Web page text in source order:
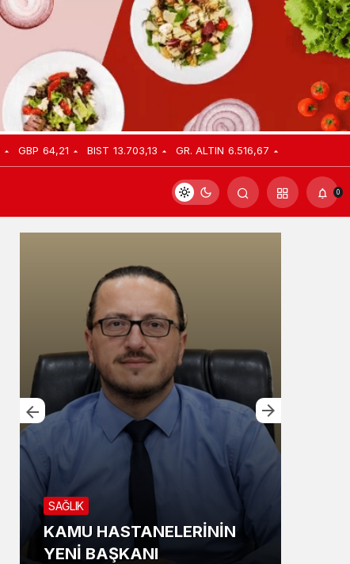
GBP 64,21 BIST 13.703,13 GR. ALTIN 6.516,67
0
SAĞLIK
KAMU HASTANELERİNİN
YENİ BAŞKANI